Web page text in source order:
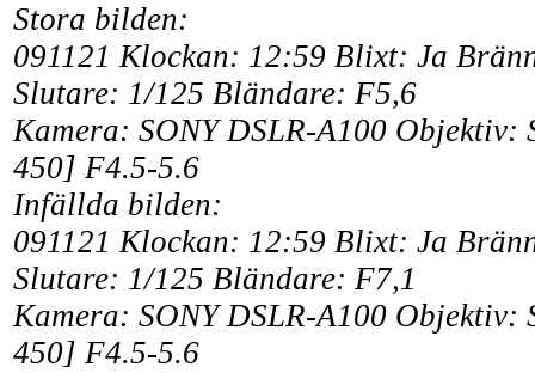
Stora bilden:
091121 Klockan: 12:59 Blixt: Ja
Slutare: 1/125 Bländare: F5,6
Kamera: SONY DSLR-A100 Objektiv:
450] F4.5-5.6
Infällda bilden:
091121 Klockan: 12:59 Blixt: Ja
Slutare: 1/125 Bländare: F7,1
Kamera: SONY DSLR-A100 Objektiv:
450] F4.5-5.6